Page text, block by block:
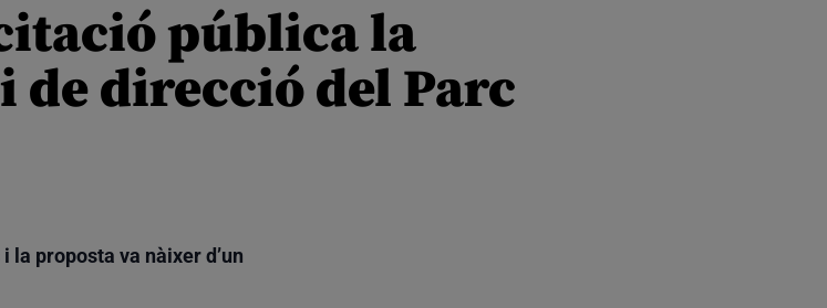
pública la
de direcció del Parc
la proposta va nàixer d’un